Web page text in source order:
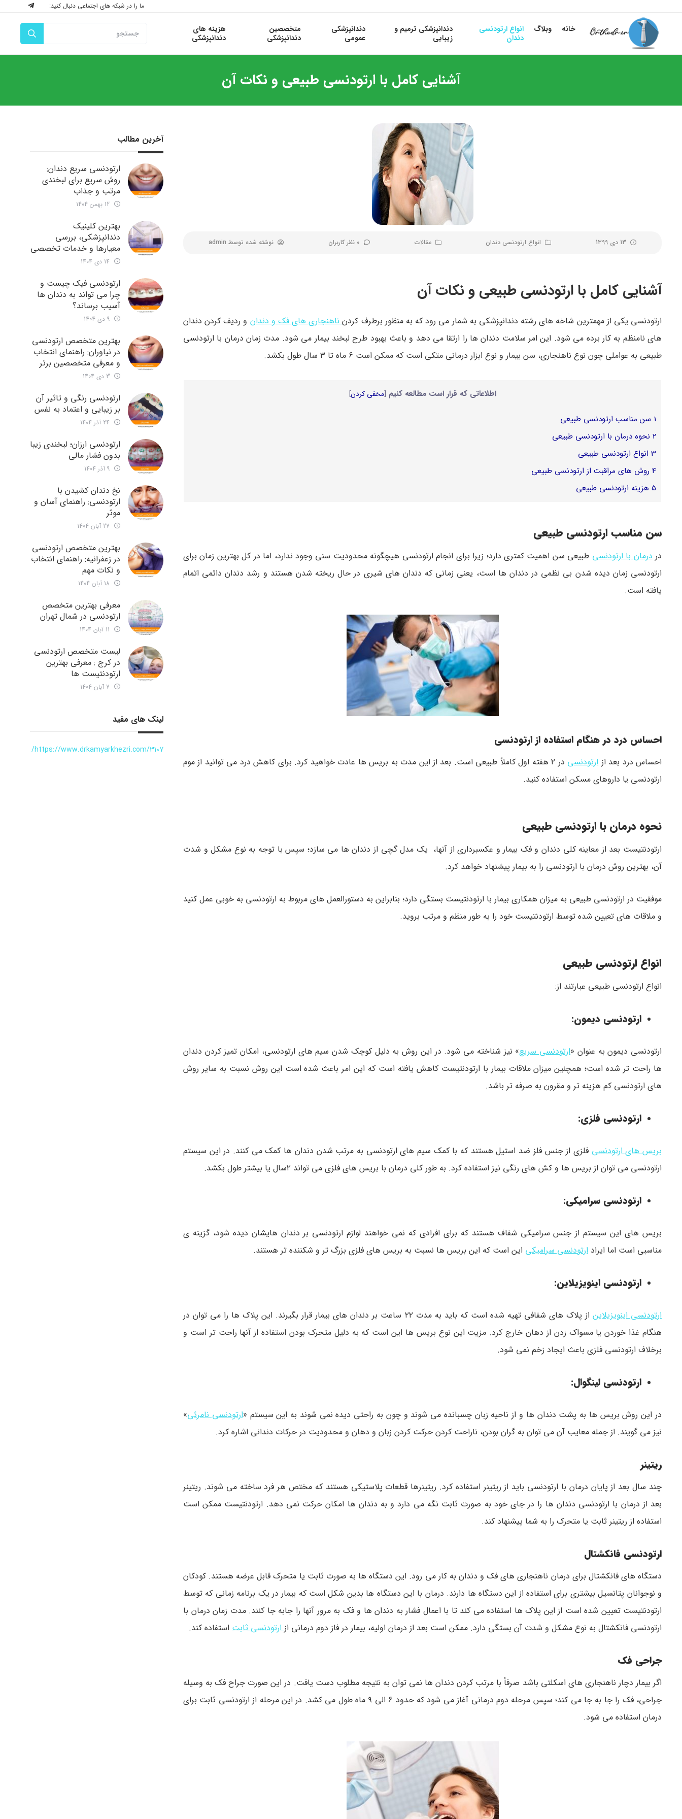
ما را در شبکه های اجتماعی دنبال کنید:
خانه وبلاگ
انواع ارتودنسی
دندان
دندانپزشکی ترمیم و
زیبایی
دندانپزشکی
عمومی
متخصصین
دندانپزشکی
هزینه های
دندانپزشکی
آشنایی کامل با ارتودنسی طبیعی و نکات آن
13 دی 1399 انواع ارتودنسی دندان مقالات 0 نظر کاربران نوشته شده توسط admin
آشنایی کامل با ارتودنسی طبیعی و نکات آن
ارتودنسی یکی از مهمترین شاخه های رشته دندانپزشکی به شمار می رود که به منظور برطرف کردنناهنجاری های فک و دندان و ردیف کردن دندان
های نامنظم به کار برده می شود. این امر سلامت دندان ها را ارتقا می دهد و باعث بهبود طرح لبخند بیمار می شود. مدت زمان درمان با ارتودنسی
طبیعی به عواملی چون نوع ناهنجاری، سن بیمار و نوع ابزار درمانی متکی است که ممکن است ۶ ماه تا ۳ سال طول بکشد.
اطلاعاتی که قرار است مطالعه کنیم [مخفی کردن]
1 سن مناسب ارتودنسی طبیعی
2 نحوه درمان با ارتودنسی طبیعی
3 انواع ارتودنسی طبیعی
4 روش های مراقبت از ارتودنسی طبیعی
5 هزینه ارتودنسی طبیعی
سن مناسب ارتودنسی طبیعی
دردرمان با ارتودنسی طبیعی سن اهمیت کمتری دارد؛ زیرا برای انجام ارتودنسی هیچگونه محدودیت سنی وجود ندارد، اما در کل بهترین زمان برای
ارتودنسی زمان دیده شدن بی نظمی در دندان ها است، یعنی زمانی که دندان های شیری در حال ریخته شدن هستند و رشد دندان دائمی اتمام
یافته است.
احساس درد در هنگام استفاده از ارتودنسی
احساس درد بعد ازارتودنسی
در ۲ هفته اول کاملاً طبیعی است. بعد از این مدت به بریس ها عادت خواهید کرد. برای کاهش درد می توانید از موم
ارتودنسی یا داروهای مسکن استفاده کنید.
نحوه درمان با ارتودنسی طبیعی
ارتودنتیست بعد از معاینه کلی دندان و فک بیمار و عکسبرداری از آنها، یک مدل گچی از دندان ها می سازد؛ سپس با توجه به نوع مشکل و شدت
آن، بهترین روش درمان با ارتودنسی را به بیمار پیشنهاد خواهد کرد.
موفقیت در ارتودنسی طبیعی به میزان همکاری بیمار با ارتودنتیست بستگی دارد؛ بنابراین به دستورالعمل های مربوط به ارتودنسی به خوبی عمل کنید
و ملاقات های تعیین شده توسط ارتودنتیست خود را به طور منظم و مرتب بروید.
انواع ارتودنسی طبیعی
انواع ارتودنسی طبیعی عبارتند از:
ارتودنسی دیمون:
ارتودنسی دیمون به عنوان «ارتودنسی سریع» نیز شناخته می شود. در این روش به دلیل کوچک شدن سیم های ارتودنسی، امکان تمیز کردن دندان
ها راحت تر شده است؛ همچنین میزان ملاقات بیمار با ارتودنتیست کاهش یافته است که این امر باعث شده است این روش نسبت به سایر روش
های ارتودنسی کم هزینه تر و مقرون به صرفه تر باشد.
ارتودنسی فلزی:
بریس های ارتودنسی فلزی از جنس فلز ضد استیل هستند که با کمک سیم های ارتودنسی به مرتب شدن دندان ها کمک می کنند. در این سیستم
ارتودنسی می توان از بریس ها و کش های رنگی نیز استفاده کرد. به طور کلی درمان با بریس های فلزی می تواند ۲سال یا بیشتر طول بکشد.
ارتودنسی سرامیکی:
بریس های این سیستم از جنس سرامیکی شفاف هستند که برای افرادی که نمی خواهند لوازم ارتودنسی بر دندان هایشان دیده شود، گزینه ی
مناسبی است اما ایراد ارتودنسی سرامیکی این است که این بریس ها نسبت به بریس های فلزی بزرگ تر و شکننده تر هستند.
ارتودنسی اینویزیلاین:
ارتودنسی اینویزیلاین
از پلاک های شفافی تهیه شده است که باید به مدت ۲۲ ساعت بر دندان های بیمار قرار بگیرند. این پلاک ها را می توان در
هنگام غذا خوردن یا مسواک زدن از دهان خارج کرد. مزیت این نوع بریس ها این است که به دلیل متحرک بودن استفاده از آنها راحت تر است و
برخلاف ارتودنسی فلزی باعث ایجاد زخم نمی شود.
ارتودنسی لینگوال:
در این روش بریس ها به پشت دندان ها و از ناحیه زبان چسبانده می شوند و چون به راحتی دیده نمی شوند به این سیستم «ارتودنسی نامرئی»
نیز می گویند. از جمله معایب آن می توان به گران بودن، ناراحت کردن حرکت کردن زبان و دهان و محدودیت در حرکات دندانی اشاره کرد.
ریتینر
چند سال بعد از پایان درمان با ارتودنسی باید از ریتینر استفاده کرد. ریتینرها قطعات پلاستیکی هستند که مختص هر فرد ساخته می شوند. ریتینر
بعد از درمان با ارتودنسی دندان ها را در جای خود به صورت ثابت نگه می دارد و به دندان ها امکان حرکت نمی دهد. ارتودنتیست ممکن است
استفاده از ریتینر ثابت یا متحرک را به شما پیشنهاد کند.
ارتودنسی فانکشتال
دستگاه های فانکشتال برای درمان ناهنجاری های فک و دندان به کار می رود. این دستگاه ها به صورت ثابت یا متحرک قابل عرضه هستند. کودکان
و نوجوانان پتانسیل بیشتری برای استفاده از این دستگاه ها دارند. درمان با این دستگاه ها بدین شکل است که بیمار در یک برنامه زمانی که توسط
ارتودنتیست تعیین شده است از این پلاک ها استفاده می کند تا با اعمال فشار به دندان ها و فک به مرور آنها را جابه جا کنند. مدت زمان درمان با
ارتودنسی فانکشتال به نوع مشکل و شدت آن بستگی دارد. ممکن است بعد از درمان اولیه، بیمار در فاز دوم درمانی ازارتودنسی ثابت استفاده کند.
جراحی فک
اگر بیمار دچار ناهنجاری های اسکلتی باشد صرفاً با مرتب کردن دندان ها نمی توان به نتیجه مطلوب دست یافت. در این صورت جراح فک به وسیله
جراحی، فک را جا به جا می کند؛ سپس مرحله دوم درمانی آغاز می شود که حدود ۶ الی ۹ ماه طول می کشد. در این مرحله از ارتودنسی ثابت برای
درمان استفاده می شود.
آخرین مطالب
ارتودنسی سریع دندان:
روش سریع برای لبخندی
مرتب و جذاب
بهترین کلینیک
دندانپزشکی، بررسی
معیارها و خدمات تخصصی
ارتودنسی فیک چیست و
چرا می تواند به دندان ها
آسیب برساند؟
بهترین متخصص ارتودنسی
در نیاوران: راهنمای انتخاب
و معرفی متخصصین برتر
ارتودنسی رنگی و تاثیر آن
بر زیبایی و اعتماد به نفس
ارتودنسی ارزان؛ لبخندی زیبا
بدون فشار مالی
نخ دندان کشیدن با
ارتودنسی: راهنمای آسان و
موثر
بهترین متخصص ارتودنسی
در زعفرانیه: راهنمای انتخاب
و نکات مهم
معرفی بهترین متخصص
ارتودنسی در شمال تهران
لیست متخصص ارتودنسی
در کرج : معرفی بهترین
ارتودنتیست ها
لینک های مفید
https://www.drkamyarkhezri.com/3107/